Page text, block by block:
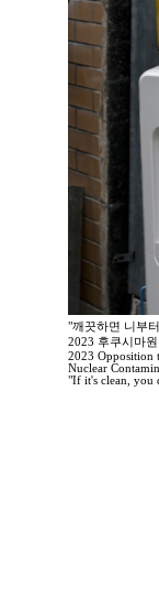
"깨끗하면 니부
2023 후쿠시마
2023 Opposition
Nuclear
"If it's clean, you